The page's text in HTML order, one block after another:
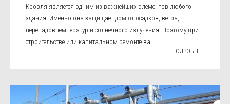
Кровля является одним из важнейших элементов любого
здания. Именно она защищает дом от осадков, ветра,
перепадов температур и солнечного излучения. Поэтому при
строительстве или капитальном ремонте ва...
ПОДРОБНЕЕ